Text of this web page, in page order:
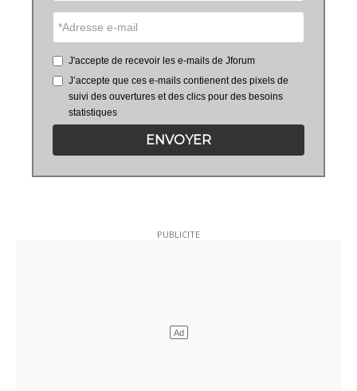
J'accepte de recevoir les e-mails de Jforum
J’accepte que ces e-mails contienent des pixels de
suivi des ouvertures et des clics pour des besoins
statistiques
ENVOYER